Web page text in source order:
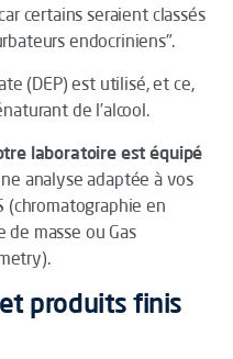
certains seraient classés
endocriniens".
(DEP) est utilisé, et ce,
de l’alcool.
laboratoire est équipé
analyse adaptée à vos
(chromatographie en
masse ou Gas
produits finis